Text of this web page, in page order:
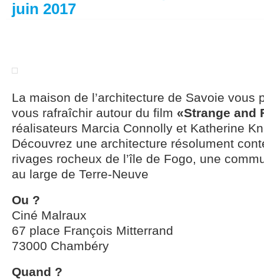
juin 2017
La maison de l’architecture de Savoie vous
vous rafraîchir autour du film «Strange and
réalisateurs Marcia Connolly et Katherine
Découvrez une architecture résolument
rivages rocheux de l’île de Fogo, une
au large de Terre-Neuve
Ou ?
Ciné Malraux
67 place François Mitterrand
73000 Chambéry
Quand ?